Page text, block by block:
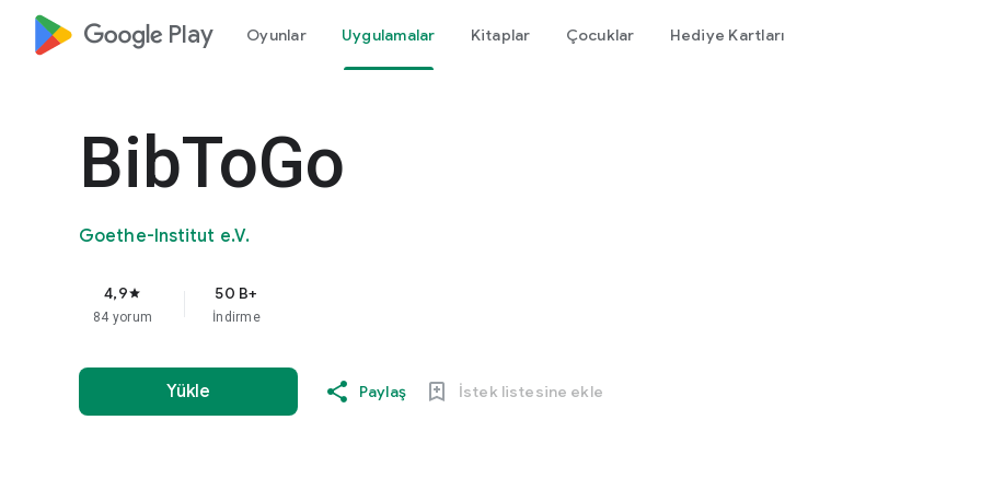
google_logo Play Oyunlar Uygulamalar Kitaplar Çocuklar Hediye Kartları
BibToGo
Goethe-Institut e.V.
4,9star
84 yorum
50 B+
İndirme
Yükle Paylaş İstek listesine ekle